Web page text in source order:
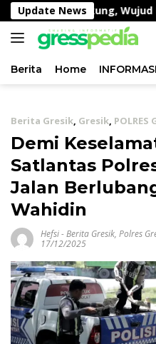
Langsung
ke
konten
Update News
Kangkung, Wujud
Berita Home INFORMASI
Berita Gresik, Gresik, POLRES
Demi
Satlantas
Jalan
Wahidin
Hefsi-Berita Gresik, Polres
17/12/2025